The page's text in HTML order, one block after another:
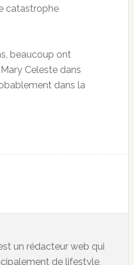
catastrophe
beaucoup ont
Celeste dans
dans la
un rédacteur web qui
de lifestyle,